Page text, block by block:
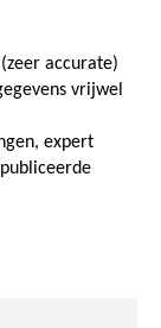
accurate)
vrijwel
expert